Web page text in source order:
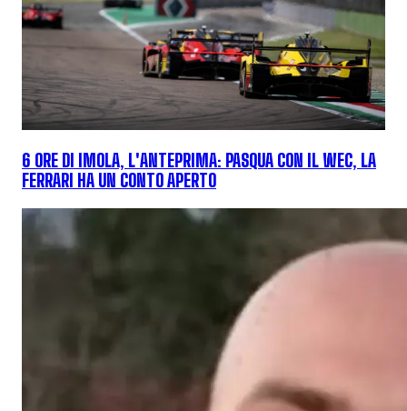
6 ORE DI IMOLA, L'ANTEPRIMA: PASQUA CON IL WEC, LA
FERRARI HA UN CONTO APERTO